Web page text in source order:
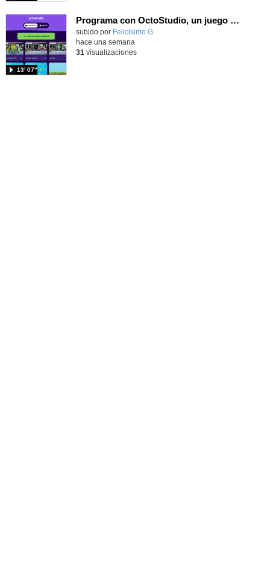
Programa con OctoStudio, un juego de disparos contra Zombies con un cargador basado en el House of the dead
Contenido educativo.
subido por Felicisimo G.
13′ 07″
hace una semana
31 visualizaciones